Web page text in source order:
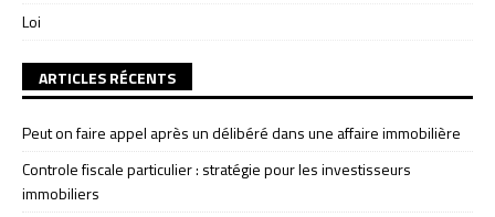
Loi
ARTICLES RÉCENTS
Peut on faire appel après un délibéré dans une affaire immobilière
Controle fiscale particulier : stratégie pour les investisseurs
immobiliers